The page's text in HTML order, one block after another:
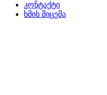
კონტაქტი
ხმის მიცემა